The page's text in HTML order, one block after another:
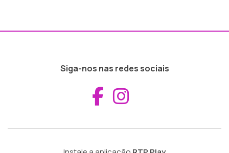
Siga-nos nas redes sociais
Aceder ao